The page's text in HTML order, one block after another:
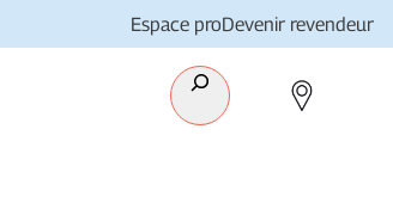
Espace proDevenir revendeur
Recherche